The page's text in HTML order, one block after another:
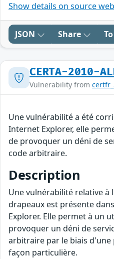
Show details on source
JSON Share
CERTA-2010-
Vulnerability from
Une vulnérabilité a été
Internet Explorer, elle
de provoquer un déni de
code arbitraire.
Description
Une vulnérabilité relative à
drapeaux est présente
Explorer. Elle permet à un
provoquer un déni de
arbitraire par le biais
façon particulière.